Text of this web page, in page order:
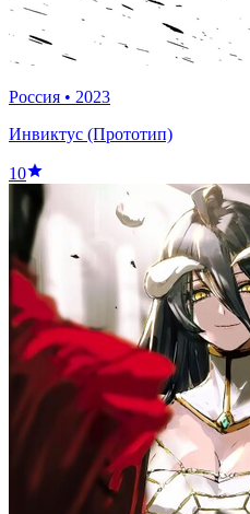
Россия • 2023
Инвиктус (Прототип)
10